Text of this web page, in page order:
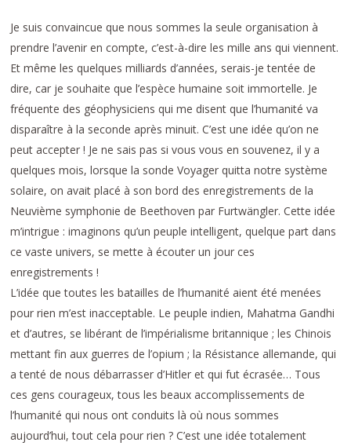
Je suis convaincue que nous sommes la seule organisation à
prendre l’avenir en compte, c’est-à-dire les mille ans qui viennent.
Et même les quelques milliards d’années, serais-je tentée de
dire, car je souhaite que l’espèce humaine soit immortelle. Je
fréquente des géophysiciens qui me disent que l’humanité va
disparaître à la seconde après minuit. C’est une idée qu’on ne
peut accepter ! Je ne sais pas si vous vous en souvenez, il y a
quelques mois, lorsque la sonde Voyager quitta notre système
solaire, on avait placé à son bord des enregistrements de la
Neuvième symphonie de Beethoven par Furtwängler. Cette idée
m’intrigue : imaginons qu’un peuple intelligent, quelque part dans
ce vaste univers, se mette à écouter un jour ces
enregistrements !
L’idée que toutes les batailles de l’humanité aient été menées
pour rien m’est inacceptable. Le peuple indien, Mahatma Gandhi
et d’autres, se libérant de l’impérialisme britannique ; les Chinois
mettant fin aux guerres de l’opium ; la Résistance allemande, qui
a tenté de nous débarrasser d’Hitler et qui fut écrasée… Tous
ces gens courageux, tous les beaux accomplissements de
l’humanité qui nous ont conduits là où nous sommes
aujourd’hui, tout cela pour rien ? C’est une idée totalement